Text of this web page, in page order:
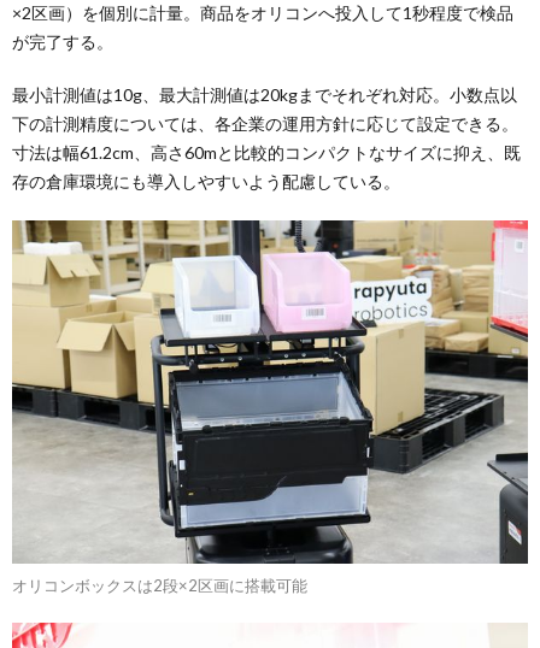
×2区画）を個別に計量。商品をオリコンへ投入して1秒程度で検品
が完了する。
最小計測値は10g、最大計測値は20kgまでそれぞれ対応。小数点以
下の計測精度については、各企業の運用方針に応じて設定できる。
寸法は幅61.2cm、高さ60mと比較的コンパクトなサイズに抑え、既
存の倉庫環境にも導入しやすいよう配慮している。
オリコンボックスは2段×2区画に搭載可能